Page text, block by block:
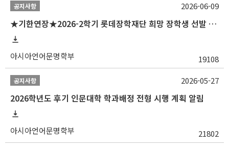
공지사항
★기한연장★2026-2학기 롯데장학재단 희망 장학생 선발 안내(~6/15
아시아언어문명학부 19108
2026-06-09
공지사항
2026학년도 후기 인문대학 학과배정 전형 시행 계획 알림
아시아언어문명학부 21802
2026-05-27